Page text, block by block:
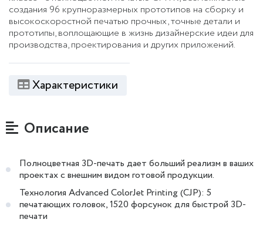
создания 96 крупноразмерных прототипов на сборку и
высокоскоростной печатью прочных, точные детали и
прототипы, воплощающие в жизнь дизайнерские идеи для
производства, проектирования и других приложений.
Характеристики
Описание
Полноцветная 3D-печать дает больший реализм в ваших
проектах с внешним видом готовой продукции.
Технология Advanced ColorJet Printing (CJP): 5
печатающих головок, 1520 форсунок для быстрой 3D-
печати